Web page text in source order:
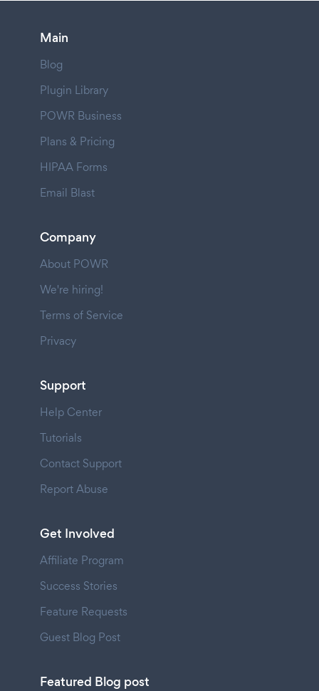
Main
Blog
Plugin Library
POWR Business
Plans & Pricing
HIPAA Forms
Email Blast
Company
About POWR
We're hiring!
Terms of Service
Privacy
Support
Help Center
Tutorials
Contact Support
Report Abuse
Get Involved
Affiliate Program
Success Stories
Feature Requests
Guest Blog Post
Featured Blog post